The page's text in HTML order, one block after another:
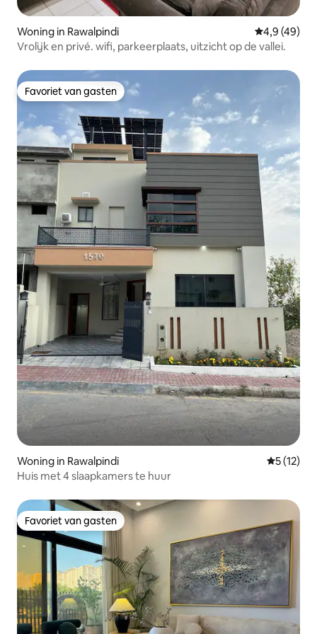
Woning in Rawalpindi
4,9 (49)
Vrolijk en privé. wifi, parkeerplaats, uitzicht op de vallei.
Favoriet van gasten
Favoriet van gasten
Woning in Rawalpindi
5 (12)
Huis met 4 slaapkamers te huur
Favoriet van gasten
Favoriet van gasten